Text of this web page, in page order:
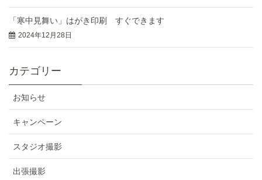
「寒中見舞い」はがき印刷 すぐできます
2024年12月28日
カテゴリー
お知らせ
キャンペーン
スタジオ撮影
出張撮影